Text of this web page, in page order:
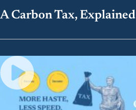
A Carbon Tax, Explained